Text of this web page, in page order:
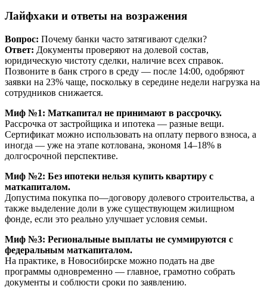
Лайфхаки и ответы на возражения
Вопрос: Почему банки часто затягивают сделки?
Ответ: Документы проверяют на долевой состав,
юридическую чистоту сделки, наличие всех справок.
Позвоните в банк строго в среду — после 14:00, одобряют
заявки на 23% чаще, поскольку в середине недели нагрузка на
сотрудников снижается.
Миф №1: Маткапитал не принимают в рассрочку.
Рассрочка от застройщика и ипотека — разные вещи.
Сертификат можно использовать на оплату первого взноса, а
иногда — уже на этапе котлована, экономя 14–18% в
долгосрочной перспективе.
Миф №2: Без ипотеки нельзя купить квартиру с
маткапиталом.
Допустима покупка по—договору долевого строительства, а
также выделение доли в уже существующем жилищном
фонде, если это реально улучшает условия семьи.
Миф №3: Региональные выплаты не суммируются с
федеральным маткапиталом.
На практике, в Новосибирске можно подать на две
программы одновременно — главное, грамотно собрать
документы и соблюсти сроки по заявлению.